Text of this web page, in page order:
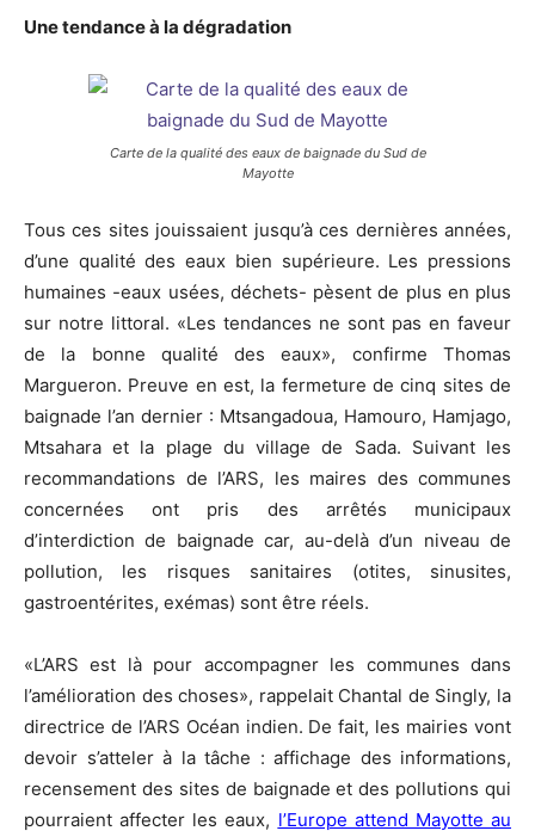
Une tendance à la dégradation
Carte de la qualité des eaux de baignade du Sud de
Mayotte
Tous ces sites jouissaient jusqu’à ces dernières années,
d’une qualité des eaux bien supérieure. Les pressions
humaines -eaux usées, déchets- pèsent de plus en plus
sur notre littoral. «Les tendances ne sont pas en faveur
de la bonne qualité des eaux», confirme Thomas
Margueron. Preuve en est, la fermeture de cinq sites de
baignade l’an dernier : Mtsangadoua, Hamouro, Hamjago,
Mtsahara et la plage du village de Sada. Suivant les
recommandations de l’ARS, les maires des communes
concernées ont pris des arrêtés municipaux
d’interdiction de baignade car, au-delà d’un niveau de
pollution, les risques sanitaires (otites, sinusites,
gastroentérites, exémas) sont être réels.
«L’ARS est là pour accompagner les communes dans
l’amélioration des choses», rappelait Chantal de Singly, la
directrice de l’ARS Océan indien. De fait, les mairies vont
devoir s’atteler à la tâche : affichage des informations,
recensement des sites de baignade et des pollutions qui
pourraient affecter les eaux, l’Europe attend Mayotte au